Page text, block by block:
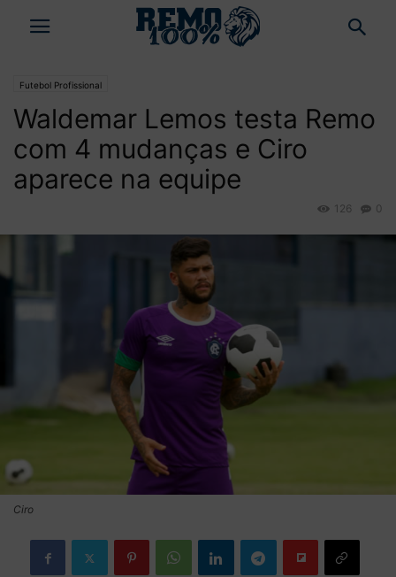
Futebol Profissional
Waldemar Lemos testa Remo
com 4 mudanças e Ciro
aparece na equipe
0
126
Ciro